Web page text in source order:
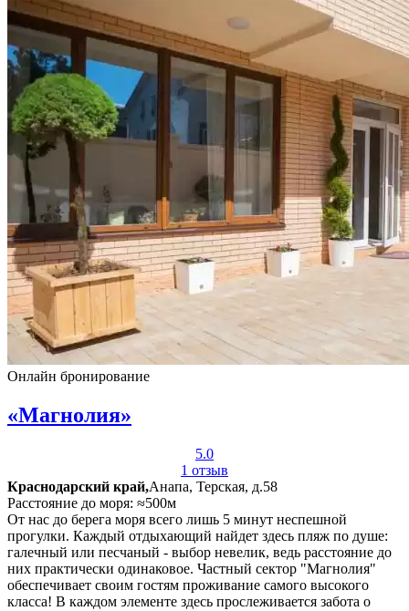
Онлайн бронирование
«Магнолия»
5.0
1 отзыв
Краснодарский край,Анапа, Терская, д.58
Расстояние до моря: ≈500м
От нас до берега моря всего лишь 5 минут неспешной
прогулки. Каждый отдыхающий найдет здесь пляж по душе:
галечный или песчаный - выбор невелик, ведь расстояние до
них практически одинаковое. Частный сектор "Магнолия"
обеспечивает своим гостям проживание самого высокого
класса! В каждом элементе здесь прослеживается забота о